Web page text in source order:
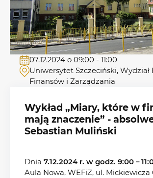
07.12.2024 o 09:00 - 11:00
Uniwersytet Szczeciński, Wydział
Finansów i Zarządzania
Wykład „Miary, które w
mają znaczenie” -
Sebastian Muliński
Dnia 7.12.2024 r. w godz. 9:00 –
Aula Nowa, WEFiZ, ul. Mickiewicza